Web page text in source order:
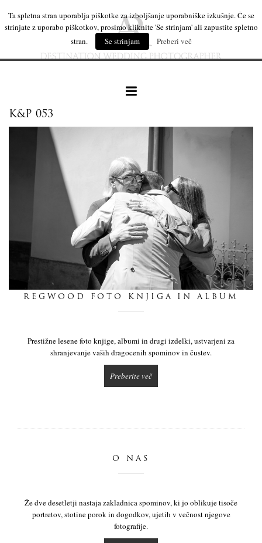
leseni izdelki
mi
K&P 053
REGWOOD FOTO KNJIGA IN ALBUM
Prestižne lesene foto knjige, albumi in drugi izdelki, ustvarjeni za
shranjevanje vaših dragocenih spominov in čustev.
Preberite več
O NAS
Že dve desetletji nastaja zakladnica spominov, ki jo oblikuje tisoče
portretov, stotine porok in dogodkov, ujetih v večnost njegove
fotografije.
Ta spletna stran uporablja piškotke za izboljšanje uporabniške izkušnje. Če se
strinjate z uporabo piškotkov, prosimo kliknite 'Se strinjam' ali zapustite spletno
stran.
Se strinjam Preberi več